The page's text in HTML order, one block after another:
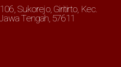
Sukorejo, Giritirto, Kec.
Tengah, 57611